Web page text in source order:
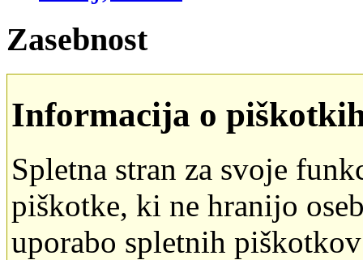
Zasebnost
Informacija o
Spletna stran za svoje
piškotke, ki ne hranijo
uporabo spletnih